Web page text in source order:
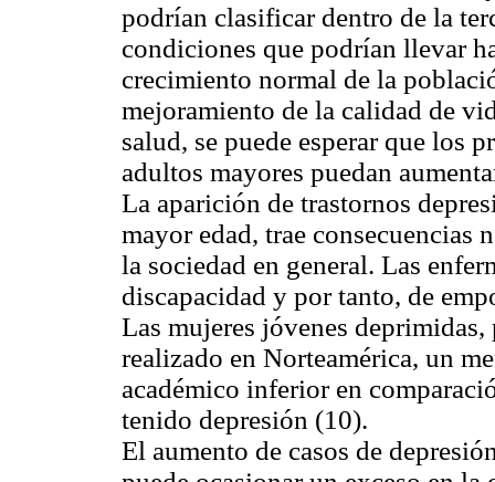
podrían clasificar dentro de la
condiciones que podrían llevar
crecimiento normal de la
mejoramiento de la calidad de
salud, se puede esperar que los
adultos mayores puedan
La aparición de trastornos
mayor edad, trae consecuencias
la sociedad en general. Las
discapacidad y por tanto, de
Las mujeres jóvenes
realizado en Norteamérica, un
académico inferior en
tenido depresión (10).
El aumento de casos de